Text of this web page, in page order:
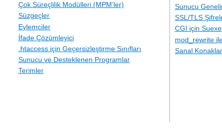
Çok Süreçlilik Modülleri (MPM’ler)
Süzgeçler
Eylemciler
İfade Çözümleyici
.htaccess için Geçersizleştirme Sınıfları
Sunucu ve Desteklenen Programlar
Terimler
Sunucu
SSL/TLS
CGI için
mod_rewrite
Sanal Konaklar